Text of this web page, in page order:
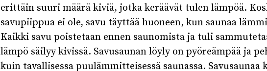
erittäin suuri määrä kiviä, jotka keräävät tulen lämpöä.
savupiippua ei ole, savu täyttää huoneen, kun saunaa
Kaikki savu poistetaan ennen saunomista ja tuli
lämpö säilyy kivissä. Savusaunan löyly on pyöreämpää ja
kuin tavallisessa puulämmitteisessä saunassa. Savusaunaa